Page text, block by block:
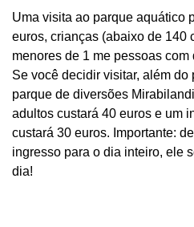
Uma visita ao parque aquático
euros, crianças (abaixo de 140
menores de 1 me pessoas
Se você decidir visitar, além do
parque de diversões
adultos custará 40 euros e um
custará 30 euros. Importante:
ingresso para o dia inteiro, ele
dia!